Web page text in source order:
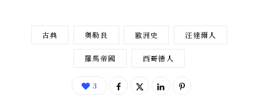
古典 奧勒良 歐洲史 汪達爾人
羅馬帝國 西哥德人
3